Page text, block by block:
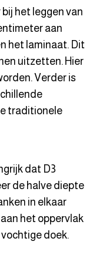
het leggen van
aan
het laminaat. Dit
uitzetten. Hier
Verder is
traditionele
dat D3
de halve diepte
in elkaar
het oppervlak
doek.